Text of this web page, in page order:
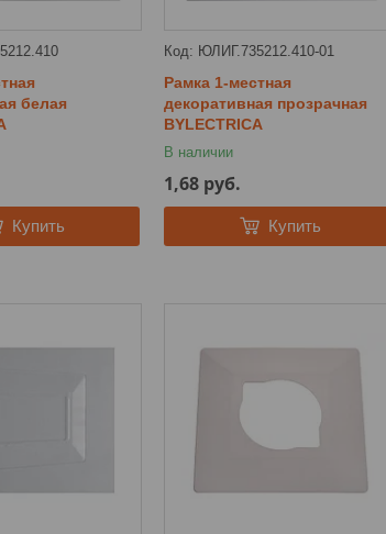
белая
Купить
ЮЛИГ.735212.410-01
Рамка 1-местная
декоративная прозрачная
BYLECTRICA
В наличии
1,68 руб.
Купить